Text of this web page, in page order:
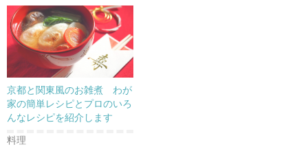
す
)
ウ
ィ
ン
ド
ウ
で
開
き
ま
す
)
す
)
京都と関東風のお雑煮 わが
家の簡単レシピとプロのいろ
んなレシピを紹介します
料理